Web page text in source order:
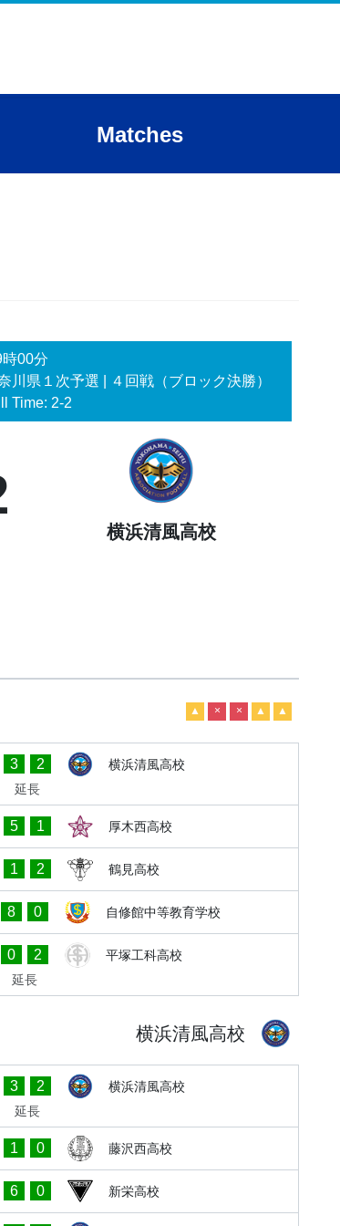
Matches
時00分
川県１次予選
| ４回戦（ブロック決勝）
Time: 2-2
横浜清風高校
▲ × × ▲ ▲
3 2
横浜清風高校
延長
5 1 厚木西高校
1 2 鶴見高校
8 0 自修館中等教育学校
0 2
平塚工科高校
延長
横浜清風高校
3 2
横浜清風高校
延長
1 0 藤沢西高校
6 0 新栄高校